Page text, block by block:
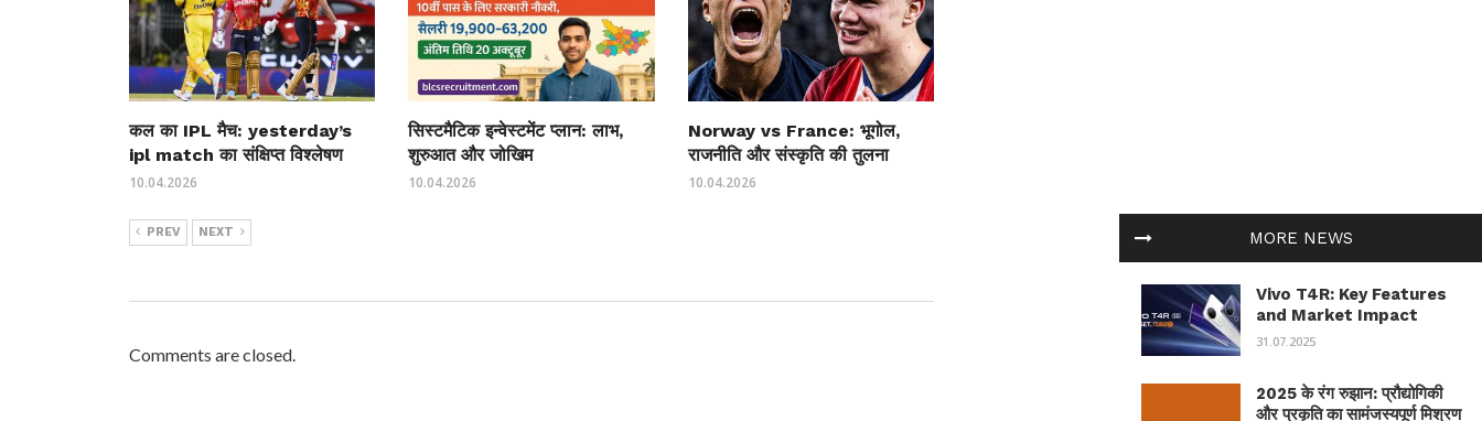
कल का IPL मैच: yesterday’s
ipl match का संक्षिप्त विश्लेषण
10.04.2026
सिस्टमैटिक इन्वेस्टमेंट प्लान: लाभ,
शुरुआत और जोखिम
10.04.2026
Norway vs France: भूगोल,
राजनीति और संस्कृति की तुलना
10.04.2026
PREV NEXT
Comments are closed.
MORE NEWS
Vivo T4R: Key Features
and Market Impact
31.07.2025
2025 के रंग रुझान: प्रौद्योगिकी
और प्रकृति का सामंजस्यपूर्ण मिश्रण